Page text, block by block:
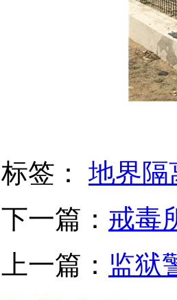
标签： 地界隔
下一篇： 戒毒
上一篇： 监狱